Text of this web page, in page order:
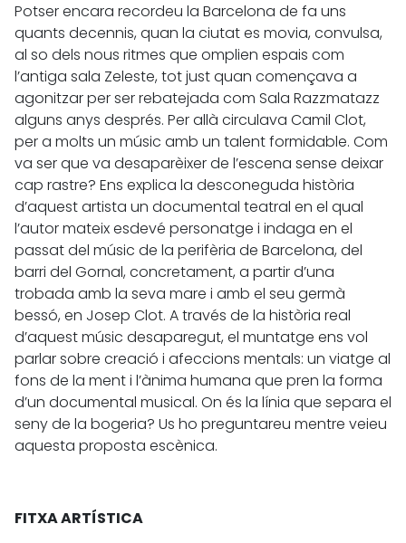
Potser encara recordeu la Barcelona de fa uns
quants decennis, quan la ciutat es movia, convulsa,
al so dels nous ritmes que omplien espais com
l’antiga sala Zeleste, tot just quan començava a
agonitzar per ser rebatejada com Sala Razzmatazz
alguns anys després. Per allà circulava Camil Clot,
per a molts un músic amb un talent formidable. Com
va ser que va desaparèixer de l’escena sense deixar
cap rastre? Ens explica la desconeguda història
d’aquest artista un documental teatral en el qual
l’autor mateix esdevé personatge i indaga en el
passat del músic de la perifèria de Barcelona, del
barri del Gornal, concretament, a partir d’una
trobada amb la seva mare i amb el seu germà
bessó, en Josep Clot. A través de la història real
d’aquest músic desaparegut, el muntatge ens vol
parlar sobre creació i afeccions mentals: un viatge al
fons de la ment i l’ànima humana que pren la forma
d’un documental musical. On és la línia que separa el
seny de la bogeria? Us ho preguntareu mentre veieu
aquesta proposta escènica.
FITXA ARTÍSTICA